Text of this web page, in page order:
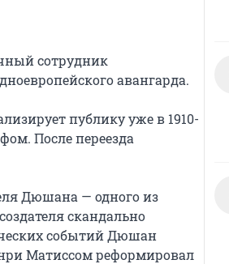
сотрудник
авангарда.
публику уже в 1910-
После переезда
Дюшана — одного из
скандально
событий Дюшан
Матиссом реформировал